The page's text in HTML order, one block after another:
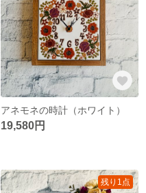
アネモネの時計（ホワイト）
19,580円
残り1点